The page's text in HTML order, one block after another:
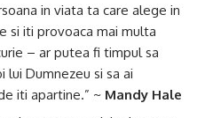
in viata ta care alege in
si iti provoaca mai multa
– ar putea fi timpul sa
Dumnezeu si sa ai
iti apartine.” ~ Mandy Hale